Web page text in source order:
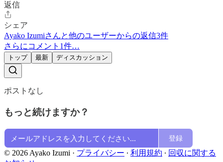
返信
シェア
Ayako Izumiさんと他のユーザーからの返信3件
さらにコメント1件…
トップ 最新 ディスカッション
ポストなし
もっと続けますか？
登録
© 2026 Ayako Izumi · プライバシー ∙ 利用規約 ∙ 回収に関する